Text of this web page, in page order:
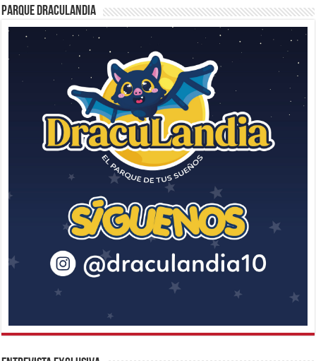
Parque Draculandia